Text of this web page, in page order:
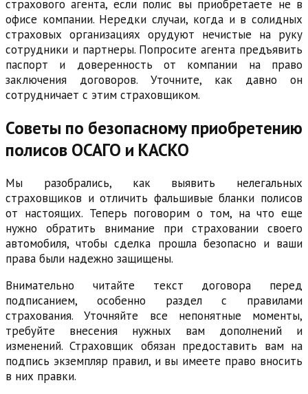
страхового агента, если полис вы приобретаете не в
офисе компании. Нередки случаи, когда и в солидных
страховых организациях орудуют нечистые на руку
сотрудники и партнеры. Попросите агента предъявить
паспорт и доверенность от компании на право
заключения договоров. Уточните, как давно он
сотрудничает с этим страховщиком.
Советы по безопасному приобретению
полисов ОСАГО и КАСКО
Мы разобрались, как выявить нелегальных
страховщиков и отличить фальшивые бланки полисов
от настоящих. Теперь поговорим о том, на что еще
нужно обратить внимание при страховании своего
автомобиля, чтобы сделка прошла безопасно и ваши
права были надежно защищены.
Внимательно читайте текст договора перед
подписанием, особенно раздел с правилами
страхования. Уточняйте все непонятные моменты,
требуйте внесения нужных вам дополнений и
изменений. Страховщик обязан предоставить вам на
подпись экземпляр правил, и вы имеете право вносить
в них правки.